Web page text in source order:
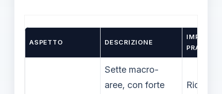
ASPETTO DESCRIZIONE
IMPATTO
PRATICO
Sette macro-
aree, con forte
Riduce